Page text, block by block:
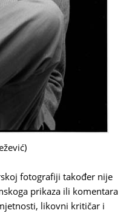
fotografiji također nije
prikaza ili komentara
likovni kritičar i